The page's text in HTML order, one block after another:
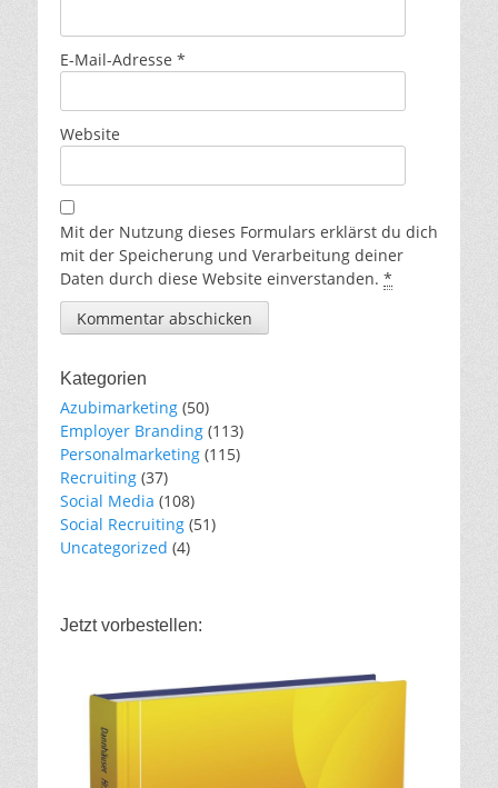
E-Mail-Adresse *
Website
Mit der Nutzung dieses Formulars erklärst du dich
mit der Speicherung und Verarbeitung deiner
Daten durch diese Website einverstanden. *
Kategorien
Azubimarketing (50)
Employer Branding (113)
Personalmarketing (115)
Recruiting (37)
Social Media (108)
Social Recruiting (51)
Uncategorized (4)
Jetzt vorbestellen: